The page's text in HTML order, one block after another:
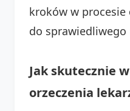
kroków w procesie
do sprawiedliwego
Jak skutecznie
orzeczenia